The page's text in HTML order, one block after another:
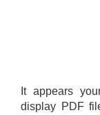
It appears
display PDF